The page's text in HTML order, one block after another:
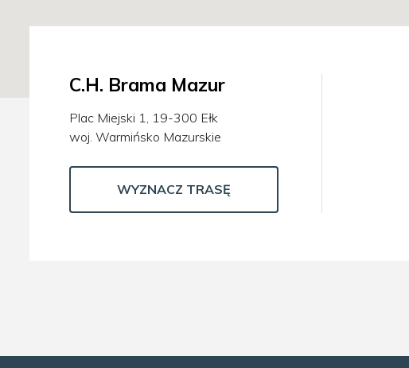
C.H. Brama Mazur
Plac Miejski 1, 19-300 Ełk
woj. Warmińsko Mazurskie
WYZNACZ TRASĘ